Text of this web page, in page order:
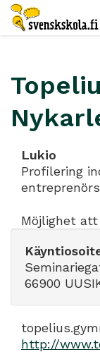
Lukio
Profilering
Möjlighet
66900
http://